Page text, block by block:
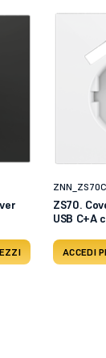
ZS70.
USB C+A
ACCEDI